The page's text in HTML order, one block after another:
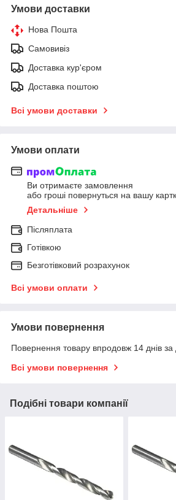
Умови доставки
Нова Пошта
Самовивіз
Доставка кур'єром
Доставка поштою
Всі умови доставки
Умови оплати
Ви отримаєте замовлення
або гроші повернуться на вашу
Детальніше
Післяплата
Готівкою
Безготівковий розрахунок
Всі умови оплати
Умови повернення
Повернення товару впродовж 14 днів за
Всі умови повернення
Подібні товари компанії